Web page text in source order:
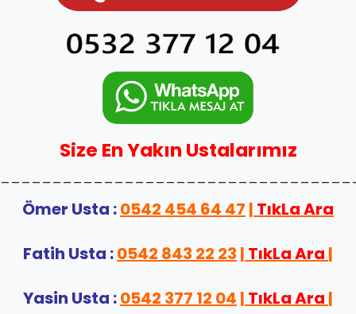
Size En Yakın Ustalarımız
Ömer Usta :0542 454 64 47 | TıkLa Ara
Fatih Usta :0542 843 22 23 | TıkLa Ara |
Yasin Usta :0542 377 12 04 | TıkLa Ara |